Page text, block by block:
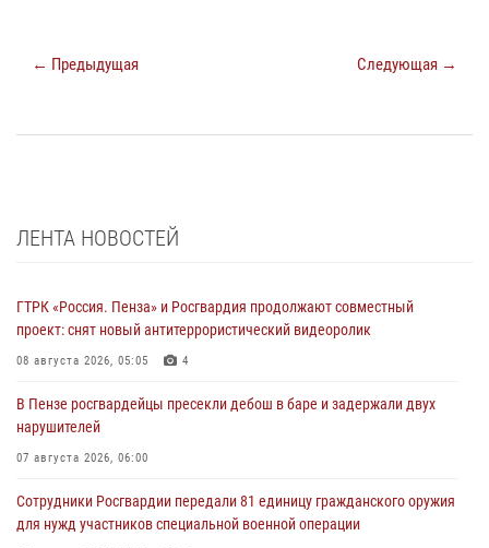
← Предыдущая Следующая →
ЛЕНТА НОВОСТЕЙ
ГТРК «Россия. Пенза» и Росгвардия продолжают совместный
проект: снят новый антитеррористический видеоролик
08 августа 2026, 05:05 4
В Пензе росгвардейцы пресекли дебош в баре и задержали двух
нарушителей
07 августа 2026, 06:00
Сотрудники Росгвардии передали 81 единицу гражданского оружия
для нужд участников специальной военной операции